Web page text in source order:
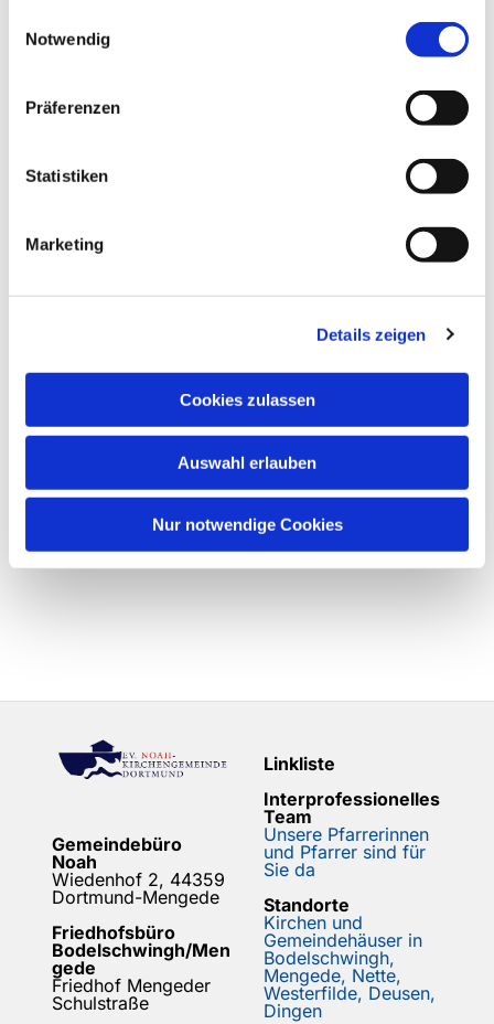
Notwendig
Präferenzen
Statistiken
Marketing
Details zeigen
Cookies zulassen
Auswahl erlauben
Nur notwendige Cookies
Dies könnte Sie auch
Gemeindebüro
Noah
Wiedenhof 2, 44359
Dortmund-Mengede
Friedhofsbüro
Bodelschwingh/Men
gede
Friedhof Mengeder
Schulstraße
Linkliste
Interprofessionelles
Team
Unsere Pfarrerinnen
und Pfarrer sind für
Sie da
Standorte
Kirchen und
Gemeindehäuser in
Bodelschwingh,
Mengede, Nette,
Westerfilde, Deusen,
Dingen